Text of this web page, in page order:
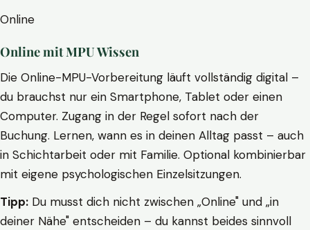
Online
Online mit MPU Wissen
Die Online-MPU-Vorbereitung läuft vollständig digital –
du brauchst nur ein Smartphone, Tablet oder einen
Computer. Zugang in der Regel sofort nach der
Buchung. Lernen, wann es in deinen Alltag passt – auch
in Schichtarbeit oder mit Familie. Optional kombinierbar
mit eigene psychologischen Einzelsitzungen.
Tipp: Du musst dich nicht zwischen „Online" und „in
deiner Nähe" entscheiden – du kannst beides sinnvoll